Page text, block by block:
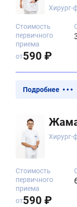
Хирург-
Стоимость
первичного
приема
от590 ₽
Подробнее
Хирург-
Стоимость
первичного
приема
от590 ₽